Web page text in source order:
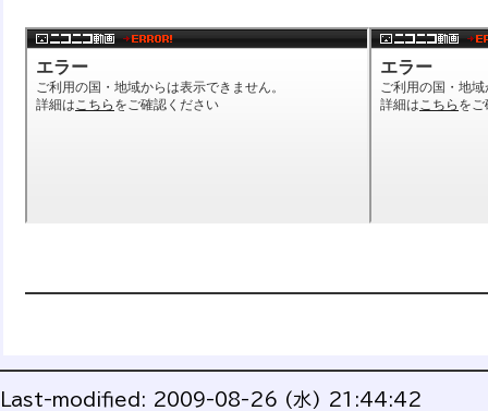
Last-modified: 2009-08-26 (水) 21:44:42